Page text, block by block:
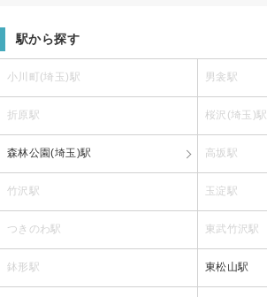
駅から探す
小川町(埼玉)駅 男衾駅
折原駅 桜沢(埼玉)駅
森林公園(埼玉)駅 高坂駅
竹沢駅 玉淀駅
つきのわ駅 東武竹沢駅
鉢形駅 東松山駅